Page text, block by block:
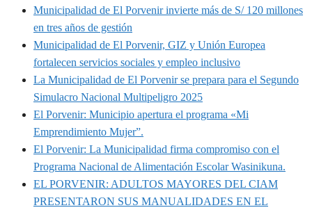
Municipalidad de El Porvenir invierte más de S/ 120 millones
en tres años de gestión
Municipalidad de El Porvenir, GIZ y Unión Europea
fortalecen servicios sociales y empleo inclusivo
La Municipalidad de El Porvenir se prepara para el Segundo
Simulacro Nacional Multipeligro 2025
El Porvenir: Municipio apertura el programa «Mi
Emprendimiento Mujer”.
El Porvenir: La Municipalidad firma compromiso con el
Programa Nacional de Alimentación Escolar Wasinikuna.
EL PORVENIR: ADULTOS MAYORES DEL CIAM
PRESENTARON SUS MANUALIDADES EN EL